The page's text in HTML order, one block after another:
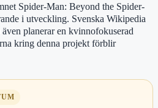
Spider-Man: Beyond the Spider-
i utveckling. Svenska Wikipedia
planerar en kvinnofokuserad
kring denna projekt förblir